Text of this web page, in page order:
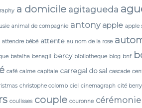
a domicile agitagueda
animal de compagnie antony apple apple
attendre bébé attente au nom de la rose
batalha benagil bercy bibliotheque blog bnf
café calme capitale carregal do sal cascade
christophe colomb ciel cinemagraph cité
coulisses couple couronne cérémonie